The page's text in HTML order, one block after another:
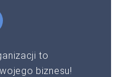
to
biznesu!